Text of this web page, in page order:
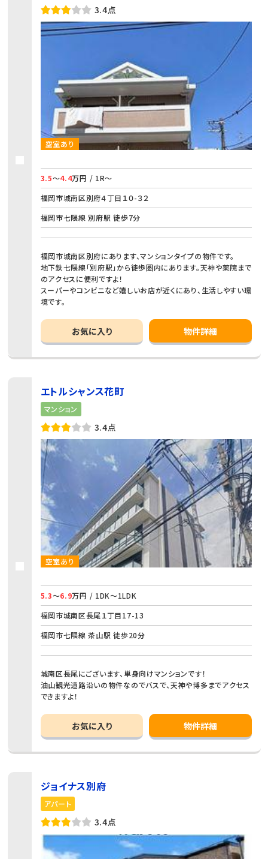
3.4点
空室あり
3.5～4.4万円 / 1R～
福岡市城南区別府４丁目１０-３２
福岡市七隈線 別府駅 徒歩7分
福岡市城南区別府にあります、マンションタイプの物件です。
地下鉄七隈線「別府駅」から徒歩圏内にあります。天神や薬院まで
のアクセスに便利ですよ！
スーパーやコンビニなど嬉しいお店が近くにあり、生活しやすい環
境です。
お気に入り 物件詳細
エトルシャンス花町
マンション
3.4点
空室あり
5.3～6.9万円 / 1DK～1LDK
福岡市城南区長尾１丁目17-13
福岡市七隈線 茶山駅 徒歩20分
城南区長尾にございます、単身向けマンションです！
油山観光道路沿いの物件なのでバスで、天神や博多までアクセス
できますよ！
お気に入り 物件詳細
ジョイナス別府
アパート
3.4点